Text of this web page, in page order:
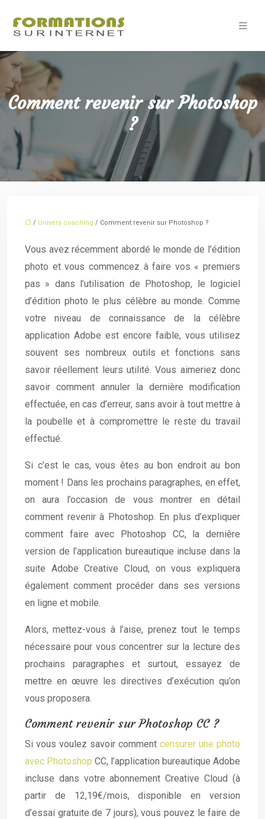
Comment revenir sur Photoshop
?
/ Univers coaching / Comment revenir sur Photoshop ?
Vous avez récemment abordé le monde de l’édition
photo et vous commencez à faire vos « premiers
pas » dans l’utilisation de Photoshop, le logiciel
d’édition photo le plus célèbre au monde. Comme
votre niveau de connaissance de la célèbre
application Adobe est encore faible, vous utilisez
souvent ses nombreux outils et fonctions sans
savoir réellement leurs utilité. Vous aimeriez donc
savoir comment annuler la dernière modification
effectuée, en cas d’erreur, sans avoir à tout mettre à
la poubelle et à compromettre le reste du travail
effectué.
Si c’est le cas, vous êtes au bon endroit au bon
moment ! Dans les prochains paragraphes, en effet,
on aura l’occasion de vous montrer en détail
comment revenir à Photoshop. En plus d’expliquer
comment faire avec Photoshop CC, la dernière
version de l’application bureautique incluse dans la
suite Adobe Creative Cloud, on vous expliquera
également comment procéder dans ses versions
en ligne et mobile.
Alors, mettez-vous à l’aise, prenez tout le temps
nécessaire pour vous concentrer sur la lecture des
prochains paragraphes et surtout, essayez de
mettre en œuvre les directives d’exécution qu’on
vous proposera.
Comment revenir sur Photoshop CC ?
Si vous voulez savoir comment censurer une photo
avec Photoshop CC, l’application bureautique Adobe
incluse dans votre abonnement Creative Cloud (à
partir de 12,19€/mois, disponible en version
d’essai gratuite de 7 jours), vous pouvez le faire de